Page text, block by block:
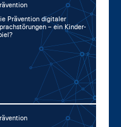
Prä­ven­ti­on di­gi­ta­ler
– ein Kin­der­